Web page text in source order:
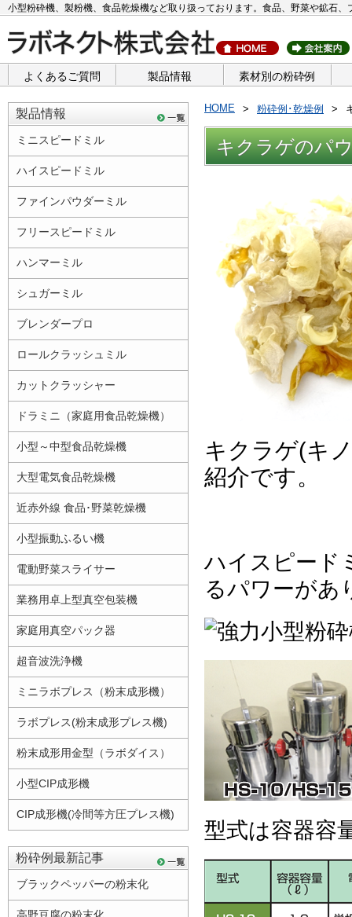
小型粉砕機、製粉機、食品乾燥機など取り扱っております。食品、野菜や鉱石
よくあるご質問 製品情報 素材別の粉砕例
HOME 粉砕例･乾燥例
キクラゲのパ
キクラゲ(キ
紹介です。
ハイスピード
るパワーがあ
型式は容器容
製品情報
ミニスピードミル
ハイスピードミル
ファインパウダーミル
フリースピードミル
ハンマーミル
シュガーミル
ブレンダープロ
ロールクラッシュミル
カットクラッシャー
ドラミニ（家庭用食品乾燥機）
小型～中型食品乾燥機
大型電気食品乾燥機
近赤外線 食品･野菜乾燥機
小型振動ふるい機
電動野菜スライサー
業務用卓上型真空包装機
家庭用真空パック器
超音波洗浄機
ミニラボプレス（粉末成形機）
ラボプレス(粉末成形プレス機)
粉末成形用金型（ラボダイス）
小型CIP成形機
CIP成形機(冷間等方圧プレス機)
粉砕例最新記事
ブラックペッパーの粉末化